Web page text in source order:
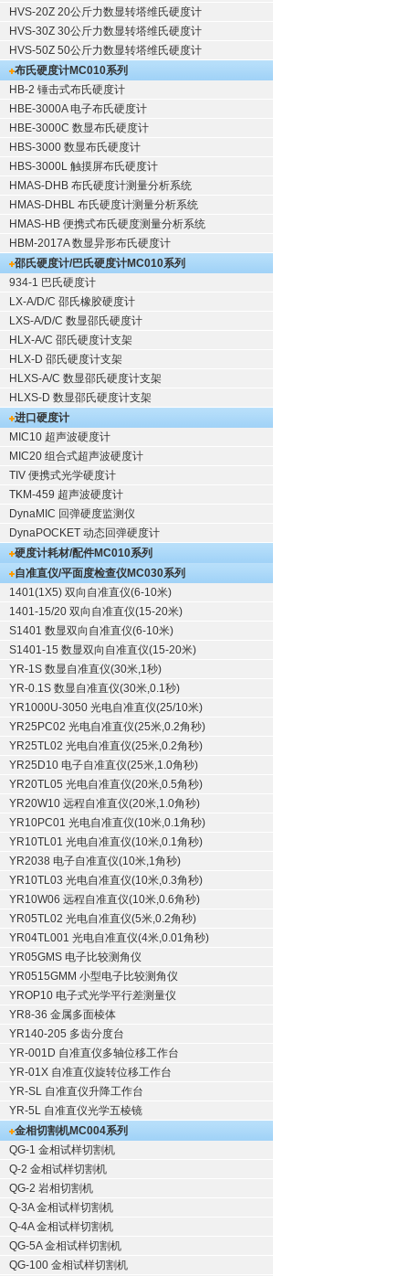
HVS-20Z 20公斤力数显转塔维氏硬度计
HVS-30Z 30公斤力数显转塔维氏硬度计
HVS-50Z 50公斤力数显转塔维氏硬度计
布氏硬度计MC010系列
HB-2 锤击式布氏硬度计
HBE-3000A 电子布氏硬度计
HBE-3000C 数显布氏硬度计
HBS-3000 数显布氏硬度计
HBS-3000L 触摸屏布氏硬度计
HMAS-DHB 布氏硬度计测量分析系统
HMAS-DHBL 布氏硬度计测量分析系统
HMAS-HB 便携式布氏硬度测量分析系统
HBM-2017A 数显异形布氏硬度计
邵氏硬度计/巴氏硬度计MC010系列
934-1 巴氏硬度计
LX-A/D/C 邵氏橡胶硬度计
LXS-A/D/C 数显邵氏硬度计
HLX-A/C 邵氏硬度计支架
HLX-D 邵氏硬度计支架
HLXS-A/C 数显邵氏硬度计支架
HLXS-D 数显邵氏硬度计支架
进口硬度计
MIC10 超声波硬度计
MIC20 组合式超声波硬度计
TIV 便携式光学硬度计
TKM-459 超声波硬度计
DynaMIC 回弹硬度监测仪
DynaPOCKET 动态回弹硬度计
硬度计耗材/配件MC010系列
自准直仪/平面度检查仪MC030系列
1401(1X5) 双向自准直仪(6-10米)
1401-15/20 双向自准直仪(15-20米)
S1401 数显双向自准直仪(6-10米)
S1401-15 数显双向自准直仪(15-20米)
YR-1S 数显自准直仪(30米,1秒)
YR-0.1S 数显自准直仪(30米,0.1秒)
YR1000U-3050 光电自准直仪(25/10米)
YR25PC02 光电自准直仪(25米,0.2角秒)
YR25TL02 光电自准直仪(25米,0.2角秒)
YR25D10 电子自准直仪(25米,1.0角秒)
YR20TL05 光电自准直仪(20米,0.5角秒)
YR20W10 远程自准直仪(20米,1.0角秒)
YR10PC01 光电自准直仪(10米,0.1角秒)
YR10TL01 光电自准直仪(10米,0.1角秒)
YR2038 电子自准直仪(10米,1角秒)
YR10TL03 光电自准直仪(10米,0.3角秒)
YR10W06 远程自准直仪(10米,0.6角秒)
YR05TL02 光电自准直仪(5米,0.2角秒)
YR04TL001 光电自准直仪(4米,0.01角秒)
YR05GMS 电子比较测角仪
YR0515GMM 小型电子比较测角仪
YROP10 电子式光学平行差测量仪
YR8-36 金属多面棱体
YR140-205 多齿分度台
YR-001D 自准直仪多轴位移工作台
YR-01X 自准直仪旋转位移工作台
YR-SL 自准直仪升降工作台
YR-5L 自准直仪光学五棱镜
金相切割机MC004系列
QG-1 金相试样切割机
Q-2 金相试样切割机
QG-2 岩相切割机
Q-3A 金相试样切割机
Q-4A 金相试样切割机
QG-5A 金相试样切割机
QG-100 金相试样切割机